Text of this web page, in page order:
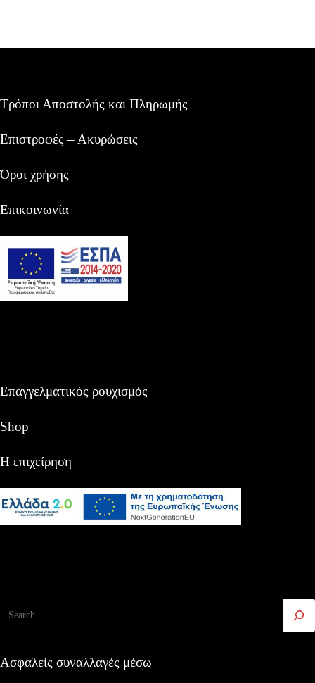
Τρόποι Αποστολής και Πληρωμής
Επιστροφές – Ακυρώσεις
Όροι χρήσης
Επικοινωνία
Επαγγελματικός ρουχισμός
Shop
Η επιχείρηση
Ασφαλείς συναλλαγές μέσω